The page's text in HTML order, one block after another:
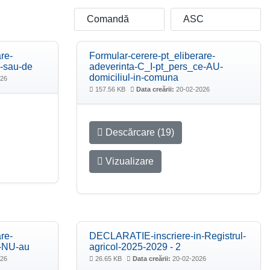
sau-de
Formular-cerere-pt_eliberare-
adeverinta-C_I-pt_pers_ce-AU-
domiciliul-in-comuna
157.56 KB Data creării: 20-02-2026
Descărcare (19)
Vizualizare
au
DECLARATIE-inscriere-in-Registrul-
agricol-2025-2029 - 2
26.65 KB Data creării: 20-02-2026